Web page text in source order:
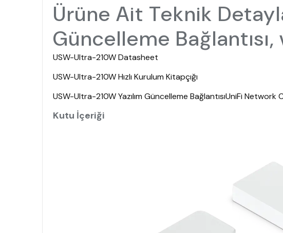
Ürüne Ait Teknik
Güncelleme Bağlantısı,
USW-Ultra-210W Datasheet
USW-Ultra-210W Hızlı Kurulum Kitapçığı
USW-Ultra-210W Yazılım Güncelleme BağlantısıUniFi Network
Kutu İçeriği